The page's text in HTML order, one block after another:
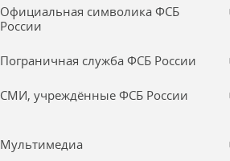
Официальная символика ФСБ
России
Пограничная служба ФСБ России
СМИ, учреждённые ФСБ России
Мультимедиа